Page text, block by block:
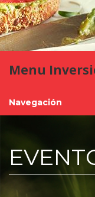
Menu
Navegación
¿Quiénes somos?
Valor Bimbo